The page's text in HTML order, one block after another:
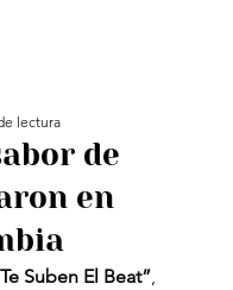
de
en
lectura
Suben El Beat”,